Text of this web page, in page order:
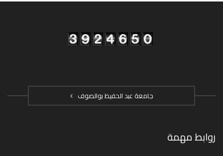
جامعة عبد الحفيظ بوالصوف
روابط مهمة